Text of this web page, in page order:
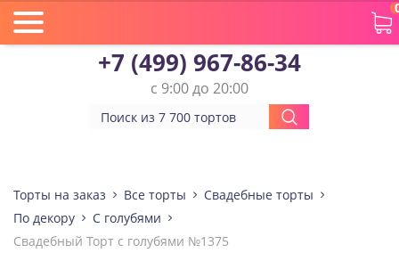
+7 (499) 967-86-34
с 9:00 до 20:00
Торты на заказ Все торты
Свадебные торты
По декору
С голубями
Свадебный Торт с голубями №1375